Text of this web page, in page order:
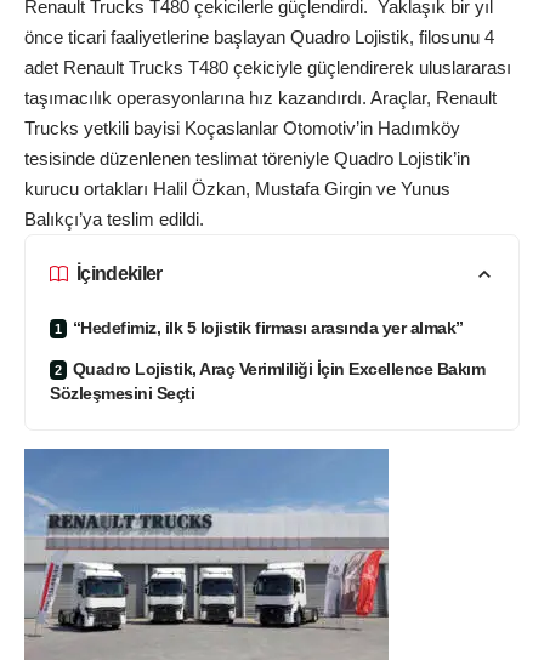
Renault Trucks T480 çekicilerle güçlendirdi. Yaklaşık bir yıl
önce ticari faaliyetlerine başlayan Quadro Lojistik, filosunu 4
adet Renault Trucks T480 çekiciyle güçlendirerek uluslararası
taşımacılık operasyonlarına hız kazandırdı. Araçlar, Renault
Trucks yetkili bayisi Koçaslanlar Otomotiv’in Hadımköy
tesisinde düzenlenen teslimat töreniyle Quadro Lojistik’in
kurucu ortakları Halil Özkan, Mustafa Girgin ve Yunus
Balıkçı’ya teslim edildi.
İçindekiler
“Hedefimiz, ilk 5 lojistik firması arasında yer almak”
Quadro Lojistik, Araç Verimliliği İçin Excellence Bakım
Sözleşmesini Seçti